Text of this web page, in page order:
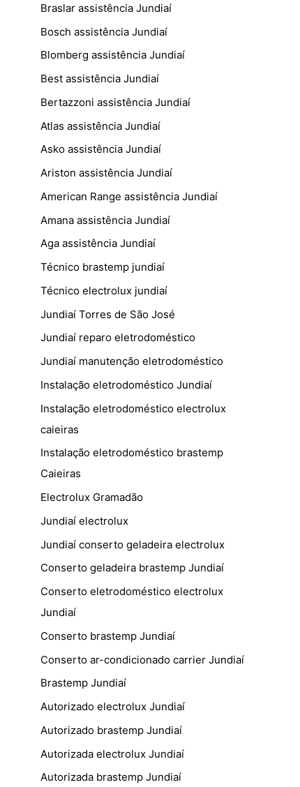
Braslar assistência Jundiaí
Bosch assistência Jundiaí
Blomberg assistência Jundiaí
Best assistência Jundiaí
Bertazzoni assistência Jundiaí
Atlas assistência Jundiaí
Asko assistência Jundiaí
Ariston assistência Jundiaí
American Range assistência Jundiaí
Amana assistência Jundiaí
Aga assistência Jundiaí
Técnico brastemp jundiaí
Técnico electrolux jundiaí
Jundiaí Torres de São José
Jundiaí reparo eletrodoméstico
Jundiaí manutenção eletrodoméstico
Instalação eletrodoméstico Jundiaí
Instalação eletrodoméstico electrolux
caieiras
Instalação eletrodoméstico brastemp
Caieiras
Electrolux Gramadão
Jundiaí electrolux
Jundiaí conserto geladeira electrolux
Conserto geladeira brastemp Jundiaí
Conserto eletrodoméstico electrolux
Jundiaí
Conserto brastemp Jundiaí
Conserto ar-condicionado carrier Jundiaí
Brastemp Jundiaí
Autorizado electrolux Jundiaí
Autorizado brastemp Jundiaí
Autorizada electrolux Jundiaí
Autorizada brastemp Jundiaí